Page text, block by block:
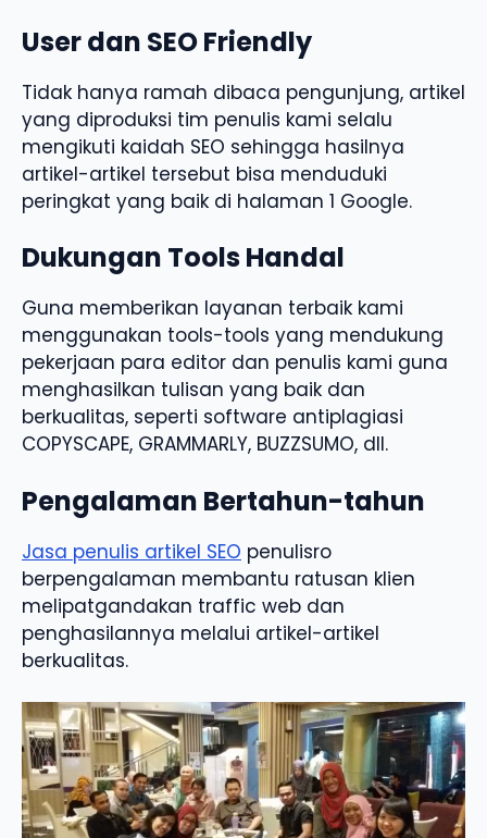
User dan SEO Friendly
Tidak hanya ramah dibaca pengunjung, artikel
yang diproduksi tim penulis kami selalu
mengikuti kaidah SEO sehingga hasilnya
artikel-artikel tersebut bisa menduduki
peringkat yang baik di halaman 1 Google.
Dukungan Tools Handal
Guna memberikan layanan terbaik kami
menggunakan tools-tools yang mendukung
pekerjaan para editor dan penulis kami guna
menghasilkan tulisan yang baik dan
berkualitas, seperti software antiplagiasi
COPYSCAPE, GRAMMARLY, BUZZSUMO, dll.
Pengalaman Bertahun-tahun
Jasa penulis artikel SEO penulisro
berpengalaman membantu ratusan klien
melipatgandakan traffic web dan
penghasilannya melalui artikel-artikel
berkualitas.